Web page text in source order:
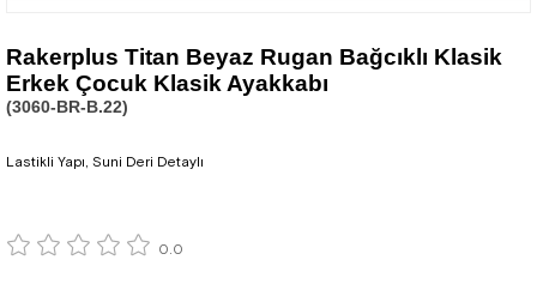
Rakerplus Titan Beyaz Rugan Bağcıklı Klasik
Erkek Çocuk Klasik Ayakkabı
(3060-BR-B.22)
Lastikli Yapı, Suni Deri Detaylı
0.0